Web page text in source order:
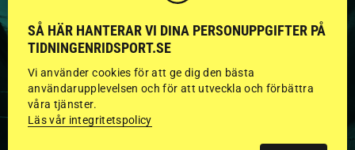
GODKÄNDA HINGSTAR I
FLERA KATEGORIER MED
BILDER OCH FAKTA
SÅ HÄR HANTERAR VI DINA PERSONUPPGIFTER PÅ
TIDNINGENRIDSPORT.SE
Vi använder cookies för att ge dig den bästa
användarupplevelsen och för att utveckla och förbättra
våra tjänster.
Läs vår integritetspolicy